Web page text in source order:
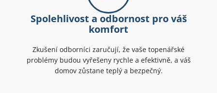
Spolehlivost a odbornost pro váš
komfort
Zkušení odborníci zaručují, že vaše topenářské
problémy budou vyřešeny rychle a efektivně, a váš
domov zůstane teplý a bezpečný.